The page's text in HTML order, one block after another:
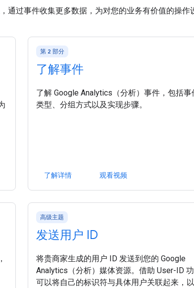
通过事件收集更多数据，为对您的业务有价值的操作
第 2 部分
了解事件
了解 Google Analytics（分析）事件，包括事
类型、分组方式以及实现步骤。
了解详情 观看视频
高级主题
发送用户 ID
将贵商家生成的用户 ID 发送到您的 Google
Analytics（分析）媒体资源。借助 User-ID
可以将自己的标识符与具体用户关联起来，